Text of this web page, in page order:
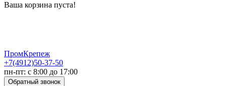
Ваша корзина пуста!
ПромКрепеж
+7(4912)50-37-50
пн-пт: с 8:00 до 17:00
Обратный звонок